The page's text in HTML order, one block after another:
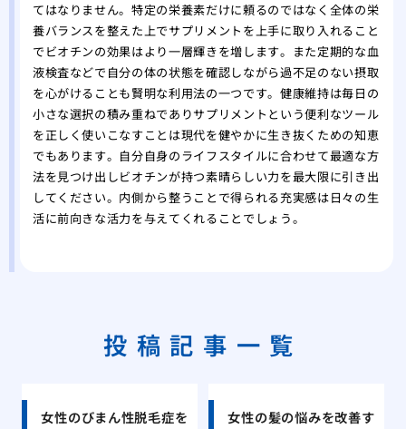
てはなりません。特定の栄養素だけに頼るのではなく全体の栄
養バランスを整えた上でサプリメントを上手に取り入れること
でビオチンの効果はより一層輝きを増します。また定期的な血
液検査などで自分の体の状態を確認しながら過不足のない摂取
を心がけることも賢明な利用法の一つです。健康維持は毎日の
小さな選択の積み重ねでありサプリメントという便利なツール
を正しく使いこなすことは現代を健やかに生き抜くための知恵
でもあります。自分自身のライフスタイルに合わせて最適な方
法を見つけ出しビオチンが持つ素晴らしい力を最大限に引き出
してください。内側から整うことで得られる充実感は日々の生
活に前向きな活力を与えてくれることでしょう。
投稿記事一覧
女性のびまん性脱毛症を
女性の髪の悩みを改善す